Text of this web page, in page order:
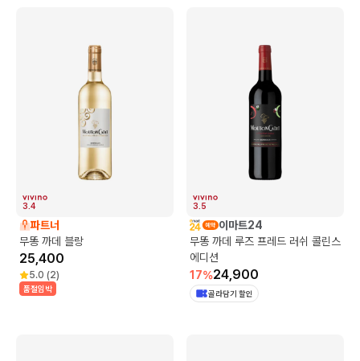
3.4
파트너
무똥 까데 블랑
25,400
5.0 (2)
품절임박
3.5
이마트24
무똥 까데 루즈 프레드 러쉬 콜린스
에디션
17%24,900
골라담기 할인